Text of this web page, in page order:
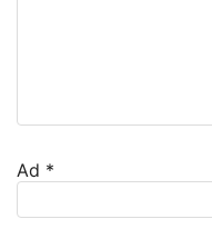
Ad *